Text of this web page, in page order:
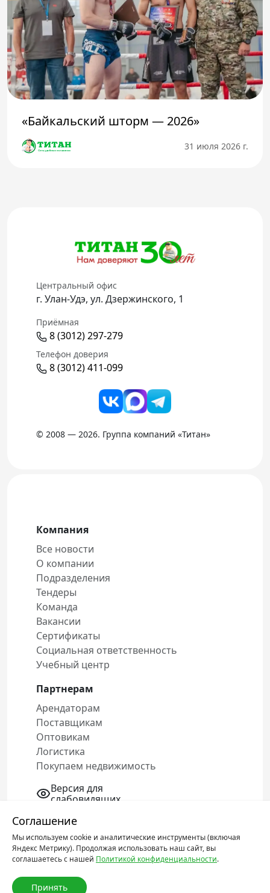
«Байкальский шторм — 2026»
31 июля 2026 г.
Соглашение
Мы используем cookie и аналитические инструменты (включая
Яндекс Метрику). Продолжая использовать наш сайт, вы
соглашаетесь с нашей Политикой конфиденциальности.
Принять
Центральный офис
г. Улан-Удэ, ул. Дзержинского, 1
Приёмная
8 (3012) 297-279
Телефон доверия
8 (3012) 411-099
© 2008 — 2026. Группа компаний «Титан»
Компания
Все новости
О компании
Подразделения
Тендеры
Команда
Вакансии
Сертификаты
Социальная ответственность
Учебный центр
Партнерам
Арендаторам
Поставщикам
Оптовикам
Логистика
Покупаем недвижимость
Версия для
слабовидящих
Политика конфиденциальности
Соглашение об обработке персональных
данных